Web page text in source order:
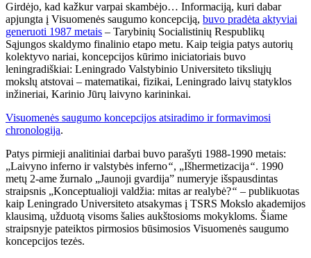
Girdėjo, kad kažkur varpai skambėjo… Informaciją, kuri dabar
apjungta į Visuomenės saugumo koncepciją, buvo pradėta aktyviai
generuoti 1987 metais – Tarybinių Socialistinių Respublikų
Sąjungos skaldymo finalinio etapo metu. Kaip teigia patys autorių
kolektyvo nariai, koncepcijos kūrimo iniciatoriais buvo
leningradiškiai: Leningrado Valstybinio Universiteto tiksliųjų
mokslų atstovai – matematikai, fizikai, Leningrado laivų statyklos
inžineriai, Karinio Jūrų laivyno karininkai.
Visuomenės saugumo koncepcijos atsiradimo ir formavimosi
chronologija.
Patys pirmieji analitiniai darbai buvo parašyti 1988-1990 metais:
„Laivyno inferno ir valstybės inferno“, „Išhermetizacija“. 1990
metų 2-ame žurnalo „Jaunoji gvardija” numeryje išspausdintas
straipsnis „Konceptualioji valdžia: mitas ar realybė?“ – publikuotas
kaip Leningrado Universiteto atsakymas į TSRS Mokslo akademijos
klausimą, užduotą visoms šalies aukštosioms mokykloms. Šiame
straipsnyje pateiktos pirmosios būsimosios Visuomenės saugumo
koncepcijos tezės.